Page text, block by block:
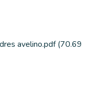
avelino.pdf(70.69